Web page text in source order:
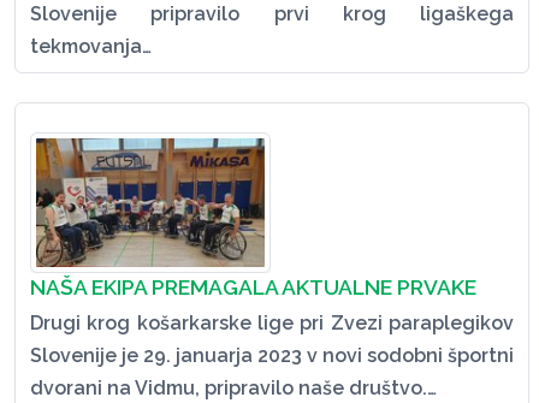
Slovenije pripravilo prvi krog ligaškega
tekmovanja…
NAŠA EKIPA PREMAGALA AKTUALNE PRVAKE
Drugi krog košarkarske lige pri Zvezi paraplegikov
Slovenije je 29. januarja 2023 v novi sodobni športni
dvorani na Vidmu, pripravilo naše društvo.…